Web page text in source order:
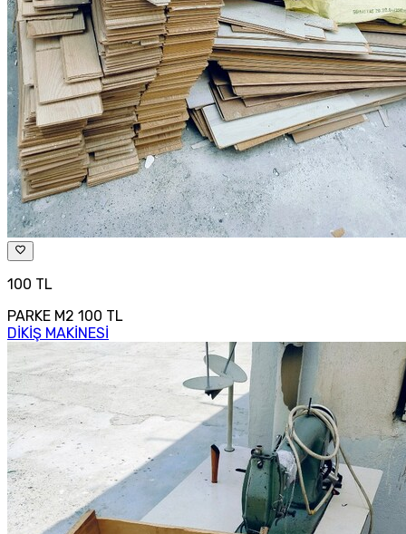
100 TL
PARKE M2 100 TL
DİKİŞ MAKİNESİ